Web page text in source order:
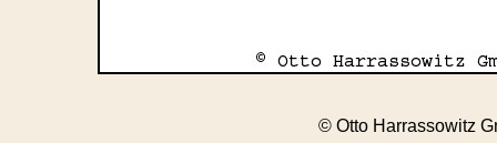
© Otto Harrassowitz